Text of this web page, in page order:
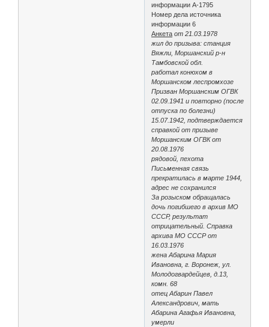
информации A-1795
Номер дела источника
информации 6
Анкета от 21.03.1978
жил до призыва: станция
Вяжли, Моршанский р-н
Тамбовской обл.
работал конюхом в
Моршанском леспромхозе
Призван Моршанским ОГВК
02.09.1941 и повторно (после
отпуска по болезни)
15.07.1942, подтверждается
справкой от призыве
Моршанским ОГВК от
20.08.1976
рядовой, пехота
Письменная связь
прекратилась в марте 1944,
адрес не сохранился
За розыском обращалась
дочь погибшего в архив МО
СССР, результат
отрицательный. Справка
архива МО СССР от
16.03.1976
жена Абарина Мария
Ивановна, г. Воронеж, ул.
Молодогвардейцев, д.13,
комн. 68
отец Абарин Павел
Александрович, мать
Абарина Агафья Ивановна,
умерли